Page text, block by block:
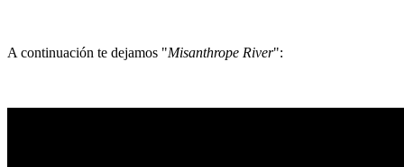
A continuación te dejamos "Misanthrope River":